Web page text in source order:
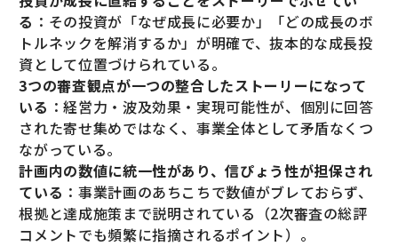
る ：その投資が「なぜ成長に必要か」「どの成長のボ
トルネックを解消するか」が明確で、抜本的な成長投
資として位置づけられている。
3つの審査観点が一つの整合したストーリーになって
いる ：経営力・波及効果・実現可能性が、個別に回答
された寄せ集めではなく、事業全体として矛盾なくつ
ながっている。
計画内の数値に統一性があり、信ぴょう性が担保され
ている ：事業計画のあちこちで数値がブレておらず、
根拠と達成施策まで説明されている（2次審査の総評
コメントでも頻繁に指摘されるポイント）。